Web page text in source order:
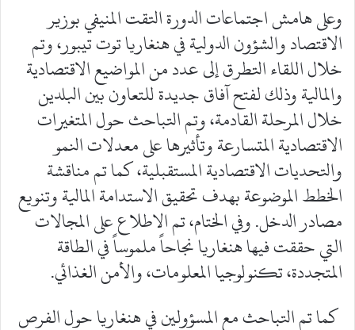
وعلى هامش اجتماعات الدورة التقت المنيفي بوزير
الاقتصاد والشؤون الدولية في هنغاريا توت تيبور، وتم
خلال اللقاء التطرق إلى عدد من المواضيع الاقتصادية
والمالية وذلك لفتح آفاق جديدة للتعاون بين البلدين
خلال المرحلة القادمة، وتم التباحث حول المتغيرات
الاقتصادية المتسارعة وتأثيرها على معدلات النمو
والتحديات الاقتصادية المستقبلية، كما تم مناقشة
الخطط الموضوعة بهدف تحقيق الاستدامة المالية وتنويع
مصادر الدخل. وفي الختام، تم الاطلاع على المجالات
التي حققت فيها هنغاريا نجاحاً ملموساً في الطاقة
المتجددة، تكنولوجيا المعلومات، والأمن الغذائي.
كما تم التباحث مع المسؤولين في هنغاريا حول الفرص